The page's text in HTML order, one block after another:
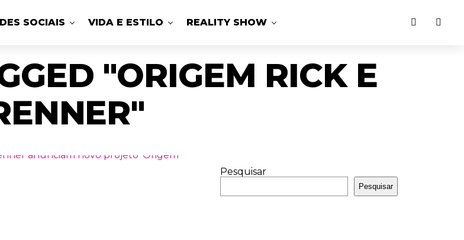
SOCIAIS VIDA E ESTILO REALITY SHOW
"ORIGEM RICK E
Pesquisar
Pesquisar